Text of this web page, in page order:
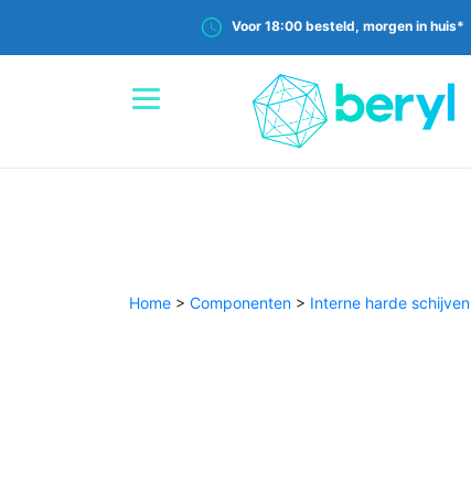
Voor 18:00 besteld, morgen in huis*
Home > Componenten > Interne harde schijven